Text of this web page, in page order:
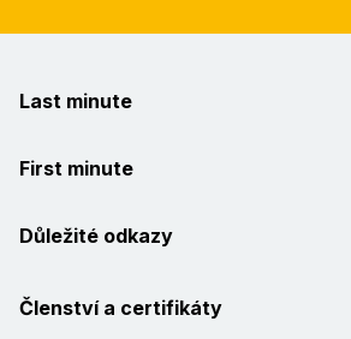
Last minute
First minute
Důležité odkazy
Členství a certifikáty